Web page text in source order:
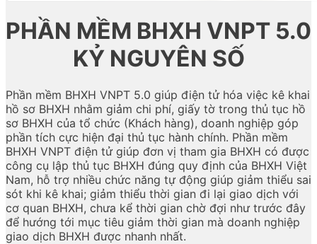
PHẦN MỀM BHXH VNPT 5.0
KỶ NGUYÊN SỐ
Phần mềm BHXH VNPT 5.0 giúp điện tử hóa việc kê khai
hồ sơ BHXH nhằm giảm chi phí, giấy tờ trong thủ tục hồ
sơ BHXH của tổ chức (Khách hàng), doanh nghiệp góp
phần tích cực hiện đại thủ tục hành chính. Phần mềm
BHXH VNPT điện tử giúp đơn vị tham gia BHXH có được
công cụ lập thủ tục BHXH đúng quy định của BHXH Việt
Nam, hỗ trợ nhiều chức năng tự động giúp giảm thiểu sai
sót khi kê khai; giảm thiểu thời gian đi lại giao dịch với
cơ quan BHXH, chưa kể thời gian chờ đợi như trước đây
để hướng tới mục tiêu giảm thời gian mà doanh nghiệp
giao dịch BHXH được nhanh nhất.